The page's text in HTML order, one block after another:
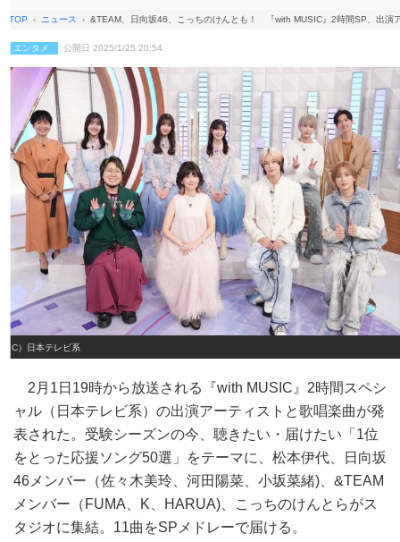
TOP ニュース &TEAM、日向坂46、こっちのけんとも！ 『with MUSIC』2時間SP、出演
エンタメ 公開日 2025/1/25 20:54
（C）日本テレビ系
2月1日19時から放送される『with MUSIC』2時間スペシ
ャル（日本テレビ系）の出演アーティストと歌唱楽曲が発
表された。受験シーズンの今、聴きたい・届けたい「1位
をとった応援ソング50選」をテーマに、松本伊代、日向坂
46メンバー（佐々木美玲、河田陽菜、小坂菜緒)、&TEAM
メンバー（FUMA、K、HARUA)、こっちのけんとらがス
タジオに集結。11曲をSPメドレーで届ける。